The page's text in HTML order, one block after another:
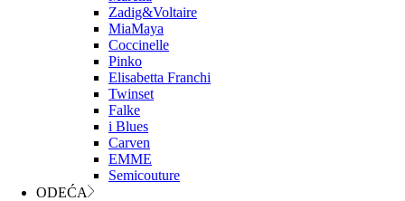
Zadig&Voltaire
MiaMaya
Coccinelle
Pinko
Elisabetta Franchi
Twinset
Falke
i Blues
Carven
EMME
Semicouture
ODEĆA